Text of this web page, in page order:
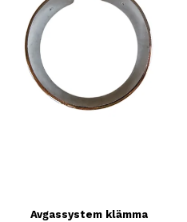
Avgassystem klämma